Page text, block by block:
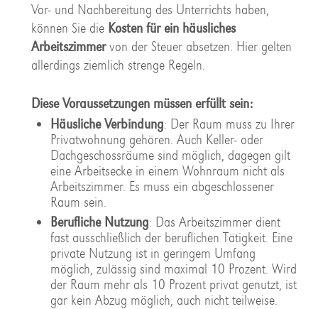
Vor- und Nachbereitung des Unterrichts haben,
können Sie dieKosten für ein häusliches
Arbeitszimmervon der Steuer absetzen. Hier gelten
allerdings ziemlich strenge Regeln.
Diese Voraussetzungen müssen erfüllt sein:
Häusliche Verbindung: Der Raum muss zu Ihrer
Privatwohnung gehören. Auch Keller- oder
Dachgeschossräume sind möglich, dagegen gilt
eine Arbeitsecke in einem Wohnraum nicht als
Arbeitszimmer. Es muss ein abgeschlossener
Raum sein.
Berufliche Nutzung: Das Arbeitszimmer dient
fast ausschließlich der beruflichen Tätigkeit. Eine
private Nutzung ist in geringem Umfang
möglich, zulässig sind maximal 10 Prozent. Wird
der Raum mehr als 10 Prozent privat genutzt, ist
gar kein Abzug möglich, auch nicht teilweise.